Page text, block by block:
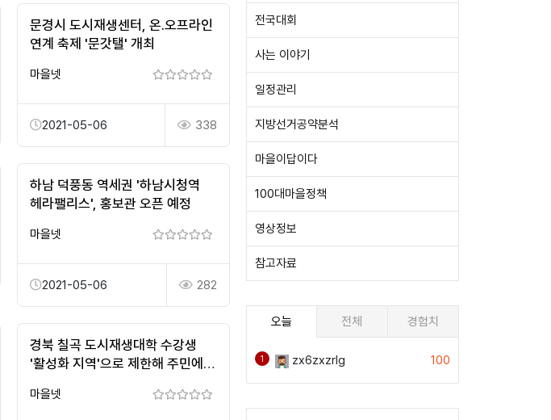
문경시 도시재생센터, 온․오프라인
연계 축제 '문갓탤' 개최
마을넷
2021-05-06 338
하남 덕풍동 역세권 '하남시청역
헤라팰리스', 홍보관 오픈 예정
마을넷
2021-05-06 282
경북 칠곡 도시재생대학 수강생
'활성화 지역'으로 제한해 주민에게
마을넷
전국대회
사는 이야기
일정관리
지방선거공약분석
마을이답이다
100대마을정책
영상정보
참고자료
오늘 전체 경험치
1 zx6zxzrlg 100